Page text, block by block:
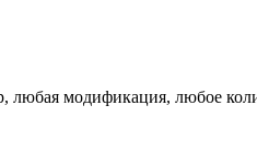
любая модификация, любое